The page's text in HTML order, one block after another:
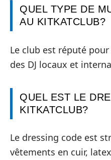
QUEL TYPE DE
AU KITKATCLUB?
Le club est réputé
des DJ locaux et
QUEL EST LE
KITKATCLUB?
Le dressing code est
vêtements en cuir,